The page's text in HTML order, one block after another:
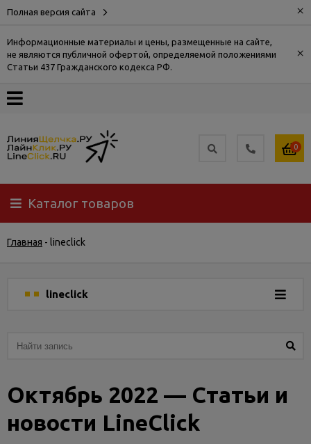
Полная версия сайта ×
Информационные материалы и цены, размещенные на сайте,
не являются публичной офертой, определяемой положениями
Статьи 437 Гражданского кодекса РФ.
×
О
Доставка
Самовывоз
Гарантия
сервис
Статьи
и
новости
0
Каталог товаров
Главная - lineclick
Октябрь 2022 — Статьи и
новости LineClick
lineclick